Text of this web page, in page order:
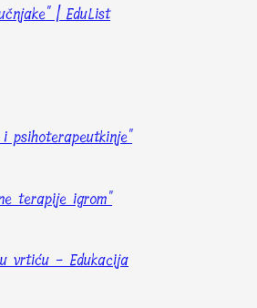
| EduList
psihoterapeutkinje"
terapije igrom"
vrtiću - Edukacija